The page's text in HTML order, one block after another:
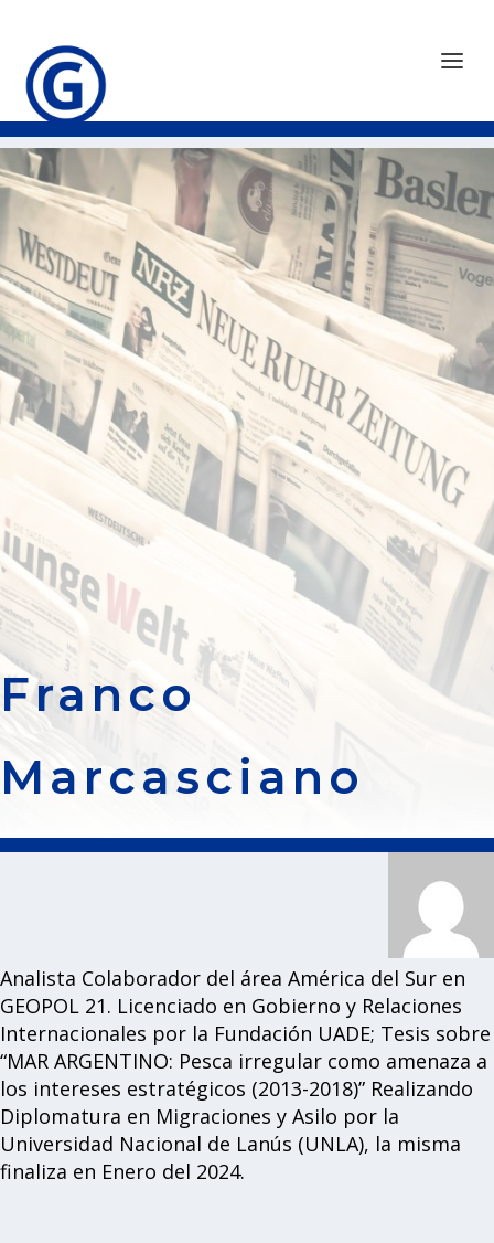
Franco
Marcasciano
Analista Colaborador del área América del Sur en
GEOPOL 21. Licenciado en Gobierno y Relaciones
Internacionales por la Fundación UADE; Tesis sobre
“MAR ARGENTINO: Pesca irregular como amenaza a
los intereses estratégicos (2013-2018)” Realizando
Diplomatura en Migraciones y Asilo por la
Universidad Nacional de Lanús (UNLA), la misma
finaliza en Enero del 2024.